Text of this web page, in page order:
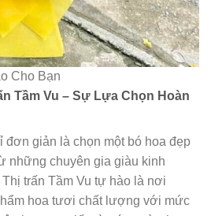
Cho Bạn
Tầm Vu – Sự Lựa Chọn Hoàn
đơn giản là chọn một bó hoa đẹp
những chuyên gia giàu kinh
trấn Tầm Vu tự hào là nơi
hoa tươi chất lượng với mức